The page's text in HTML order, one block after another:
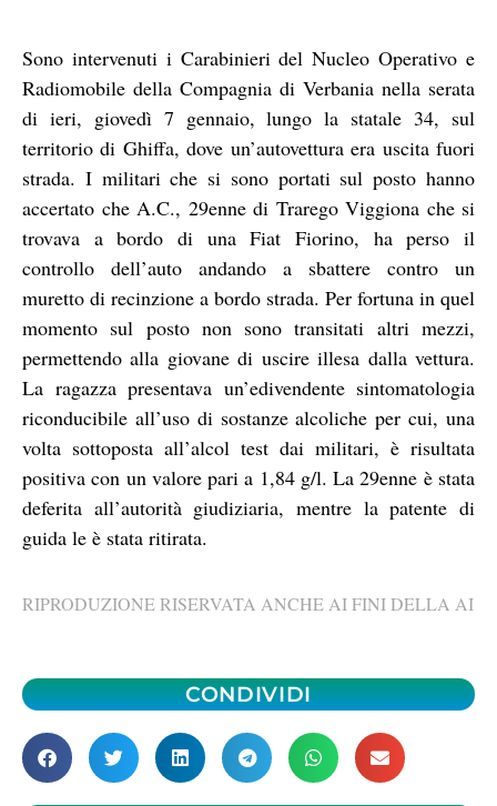
Sono intervenuti i Carabinieri del Nucleo Operativo e
Radiomobile della Compagnia di Verbania nella serata
di ieri, giovedì 7 gennaio, lungo la statale 34, sul
territorio di Ghiffa, dove un’autovettura era uscita fuori
strada. I militari che si sono portati sul posto hanno
accertato che A.C., 29enne di Trarego Viggiona che si
trovava a bordo di una Fiat Fiorino, ha perso il
controllo dell’auto andando a sbattere contro un
muretto di recinzione a bordo strada. Per fortuna in quel
momento sul posto non sono transitati altri mezzi,
permettendo alla giovane di uscire illesa dalla vettura.
La ragazza presentava un’edivendente sintomatologia
riconducibile all’uso di sostanze alcoliche per cui, una
volta sottoposta all’alcol test dai militari, è risultata
positiva con un valore pari a 1,84 g/l. La 29enne è stata
deferita all’autorità giudiziaria, mentre la patente di
guida le è stata ritirata.
RIPRODUZIONE RISERVATA ANCHE AI FINI DELLA AI
CONDIVIDI